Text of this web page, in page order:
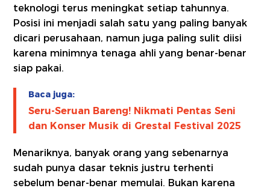
teknologi terus meningkat setiap tahunnya.
Posisi ini menjadi salah satu yang paling banyak
dicari perusahaan, namun juga paling sulit diisi
karena minimnya tenaga ahli yang benar-benar
siap pakai.
Baca juga:
Seru-Seruan Bareng! Nikmati Pentas Seni
dan Konser Musik di Grestal Festival 2025
Menariknya, banyak orang yang sebenarnya
sudah punya dasar teknis justru terhenti
sebelum benar-benar memulai. Bukan karena